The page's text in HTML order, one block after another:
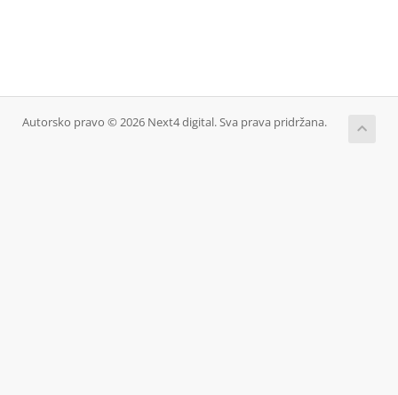
Autorsko pravo © 2026 Next4 digital. Sva prava pridržana.